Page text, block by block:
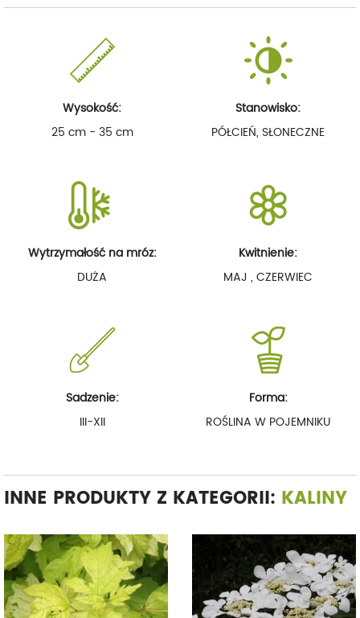
Wysokość:
25 cm - 35 cm
Stanowisko:
PÓŁCIEŃ, SŁONECZNE
Wytrzymałość na mróz:
DUŻA
Kwitnienie:
MAJ , CZERWIEC
Sadzenie:
III-XII
Forma:
ROŚLINA W POJEMNIKU
INNE PRODUKTY Z KATEGORII: KALINY